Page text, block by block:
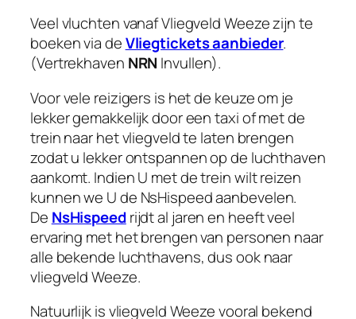
Veel vluchten vanaf Vliegveld Weeze zijn te
boeken via deVliegtickets aanbieder.
(Vertrekhaven NRN Invullen).
Voor vele reizigers is het de keuze om je
lekker gemakkelijk door een taxi of met de
trein naar het vliegveld te laten brengen
zodat u lekker ontspannen op de luchthaven
aankomt. Indien U met de trein wilt reizen
kunnen we U de NsHispeed aanbevelen.
De NsHispeedrijdt al jaren en heeft veel
ervaring met het brengen van personen naar
alle bekende luchthavens, dus ook naar
vliegveld Weeze.
Natuurlijk is vliegveld Weeze vooral bekend